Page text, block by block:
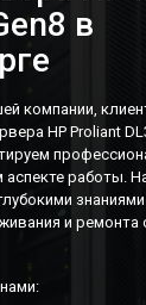
в
компании,
HP Proliant
работы.
и ремонта